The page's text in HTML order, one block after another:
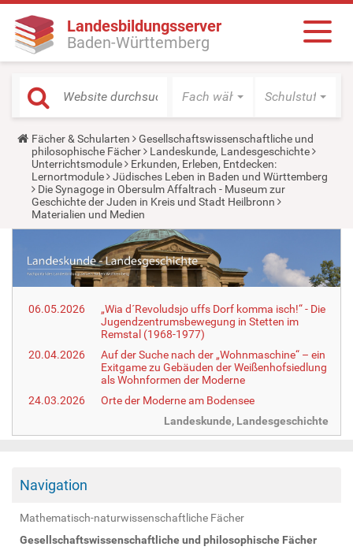
Landesbildungsserver
Baden-Württemberg
Fach wählen Schulstufe
Y
o
u
a
r
e
h
e
:
Fächer & Schularten
Gesellschaftswissenschaftliche und
philosophische Fächer
Landeskunde, Landesgeschichte
Unterrichtsmodule
Erkunden, Erleben, Entdecken:
Lernortmodule
Jüdisches Leben in Baden und Württemberg
Die Synagoge in Obersulm Affaltrach - Museum zur
Geschichte der Juden in Kreis und Stadt Heilbronn
Materialien und Medien
06.05.2026
„Wia d´Revoludsjo uffs Dorf komma isch!“ - Die
Jugendzentrumsbewegung in Stetten im
Remstal (1968-1977)
20.04.2026
Auf der Suche nach der „Wohnmaschine“ – ein
Exitgame zu Gebäuden der Weißenhofsiedlung
als Wohnformen der Moderne
24.03.2026
Orte der Moderne am Bodensee
Landeskunde, Landesgeschichte
Navigation
Mathematisch-naturwissenschaftliche Fächer
Gesellschaftswissenschaftliche und philosophische Fächer